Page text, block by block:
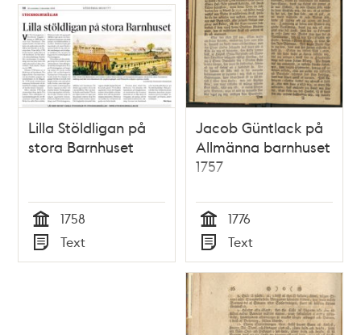
Lilla Stöldligan på
stora Barnhuset
Tid
1758
Typ
Text
Jacob Güntlack på
Allmänna barnhuset
1757
Tid
1776
Typ
Text